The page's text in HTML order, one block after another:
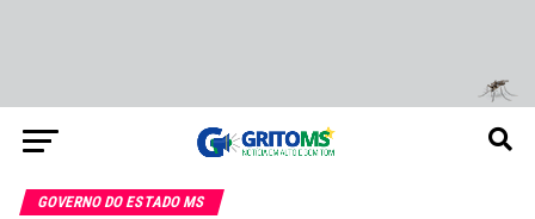
GOVERNO DO ESTADO MS